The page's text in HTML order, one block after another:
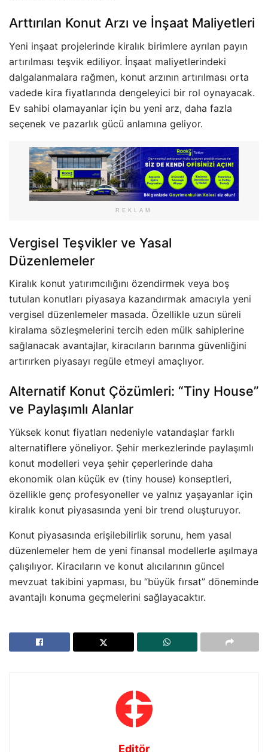
Arttırılan Konut Arzı ve İnşaat Maliyetleri
Yeni inşaat projelerinde kiralık birimlere ayrılan payın
artırılması teşvik ediliyor. İnşaat maliyetlerindeki
dalgalanmalara rağmen, konut arzının artırılması orta
vadede kira fiyatlarında dengeleyici bir rol oynayacak.
Ev sahibi olamayanlar için bu yeni arz, daha fazla
seçenek ve pazarlık gücü anlamına geliyor.
REKLAM
Vergisel Teşvikler ve Yasal
Düzenlemeler
Kiralık konut yatırımcılığını özendirmek veya boş
tutulan konutları piyasaya kazandırmak amacıyla yeni
vergisel düzenlemeler masada. Özellikle uzun süreli
kiralama sözleşmelerini tercih eden mülk sahiplerine
sağlanacak avantajlar, kiracıların barınma güvenliğini
artırırken piyasayı regüle etmeyi amaçlıyor.
Alternatif Konut Çözümleri: “Tiny House”
ve Paylaşımlı Alanlar
Yüksek konut fiyatları nedeniyle vatandaşlar farklı
alternatiflere yöneliyor. Şehir merkezlerinde paylaşımlı
konut modelleri veya şehir çeperlerinde daha
ekonomik olan küçük ev (tiny house) konseptleri,
özellikle genç profesyoneller ve yalnız yaşayanlar için
kiralık konut piyasasında yeni bir trend oluşturuyor.
Konut piyasasında erişilebilirlik sorunu, hem yasal
düzenlemeler hem de yeni finansal modellerle aşılmaya
çalışılıyor. Kiracıların ve konut alıcılarının güncel
mevzuat takibini yapması, bu “büyük fırsat” döneminde
avantajlı konuma geçmelerini sağlayacaktır.
Editör